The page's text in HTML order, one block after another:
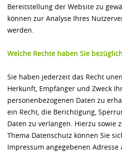
Bereitstellung der Website zu
können zur Analyse Ihres
werden.
Welche Rechte haben Sie
Sie haben jederzeit das Recht
Herkunft, Empfänger und Zweck
personenbezogenen Daten zu
ein Recht, die Berichtigung,
Daten zu verlangen. Hierzu sowie
Thema Datenschutz können Sie
Impressum angegebenen Adresse